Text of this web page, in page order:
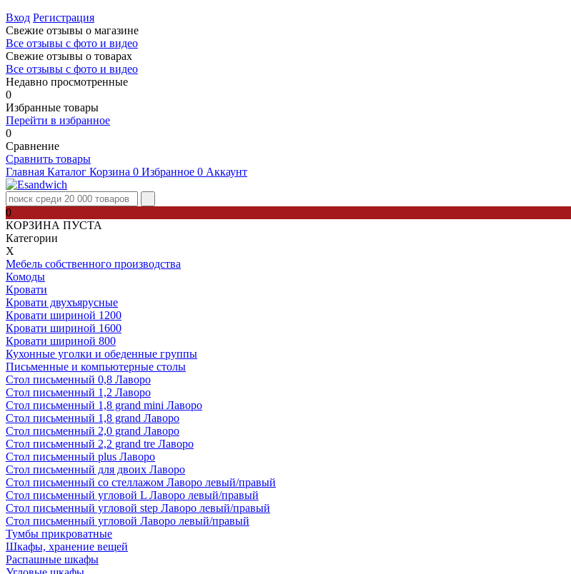
Вход Регистрация
Свежие отзывы о магазине
Все отзывы с фото и видео
Свежие отзывы о товарах
Все отзывы c фото и видео
Недавно просмотренные
0
Избранные товары
Перейти в избранное
0
Сравнение
Сравнить товары
Главная Каталог Корзина 0 Избранное 0 Аккаунт
0
КОРЗИНА ПУСТА
Категории
Х
Мебель собственного производства
Комоды
Кровати
Кровати двухъярусные
Кровати шириной 1200
Кровати шириной 1600
Кровати шириной 800
Кухонные уголки и обеденные группы
Письменные и компьютерные столы
Стол письменный 0,8 Лаворо
Стол письменный 1,2 Лаворо
Стол письменный 1,8 grand mini Лаворо
Стол письменный 1,8 grand Лаворо
Стол письменный 2,0 grand Лаворо
Стол письменный 2,2 grand tre Лаворо
Стол письменный plus Лаворо
Стол письменный для двоих Лаворо
Стол письменный со стеллажом Лаворо левый/правый
Стол письменный угловой L Лаворо левый/правый
Стол письменный угловой step Лаворо левый/правый
Стол письменный угловой Лаворо левый/правый
Тумбы прикроватные
Шкафы, хранение вещей
Распашные шкафы